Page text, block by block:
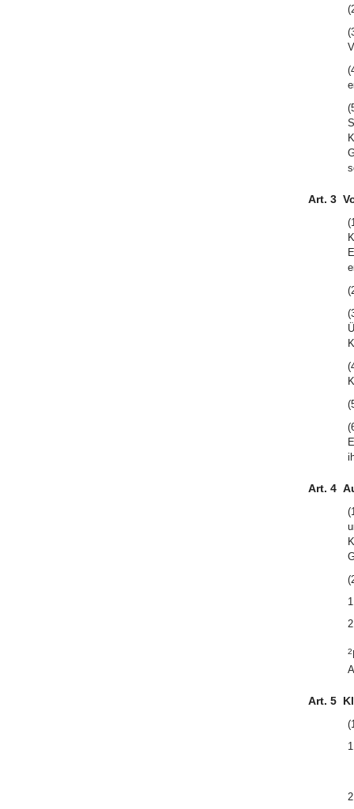
Art. 3
Art. 4
2
Art. 5